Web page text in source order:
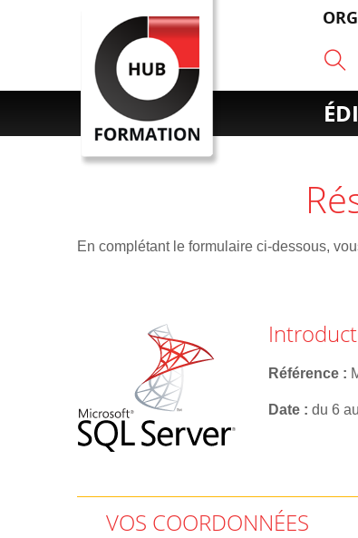
En complétant le formulaire ci-dessous,
Référence
Date du 6
VOS COORDONNÉES